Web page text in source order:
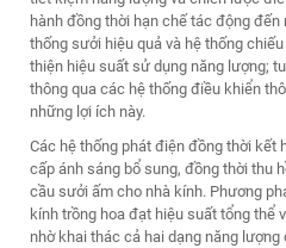
hành đồng thời hạn chế tác động
thống sưởi hiệu quả và hệ thống
thiện hiệu suất sử dụng năng lượng;
thông qua các hệ thống điều khiển
những lợi ích này.
Các hệ thống phát điện đồng thời kết
cấp ánh sáng bổ sung, đồng thời thu
cầu sưởi ấm cho nhà kính. Phương
kính trồng hoa đạt hiệu suất tổng thể
nhờ khai thác cả hai dạng năng